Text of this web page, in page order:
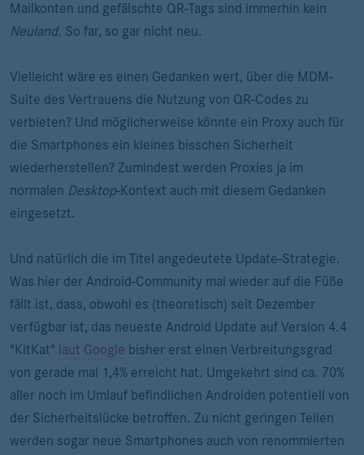
Mailkonten und gefälschte QR-Tags sind immerhin kein
Neuland. So far, so gar nicht neu.
Vielleicht wäre es einen Gedanken wert, über die MDM-
Suite des Vertrauens die Nutzung von QR-Codes zu
verbieten? Und möglicherweise könnte ein Proxy auch für
die Smartphones ein kleines bisschen Sicherheit
wiederherstellen? Zumindest werden Proxies ja im
normalen Desktop-Kontext auch mit diesem Gedanken
eingesetzt.
Und natürlich die im Titel angedeutete Update-Strategie.
Was hier der Android-Community mal wieder auf die Füße
fällt ist, dass, obwohl es (theoretisch) seit Dezember
verfügbar ist, das neueste Android Update auf Version 4.4
"KitKat" laut Google bisher erst einen Verbreitungsgrad
von gerade mal 1,4% erreicht hat. Umgekehrt sind ca. 70%
aller noch im Umlauf befindlichen Androiden potentiell von
der Sicherheitslücke betroffen. Zu nicht geringen Teilen
werden sogar neue Smartphones auch von renommierten